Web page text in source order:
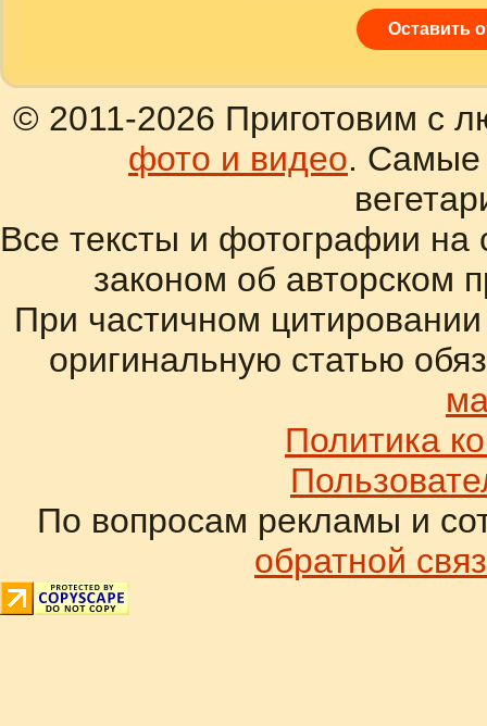
Оставить
© 2011-2026 Приготовим с
фото и видео. Самые
Все тексты и фотографии
законом об авторском
При частичном
оригинальную статью
Политика
По вопросам рекламы и
обратной